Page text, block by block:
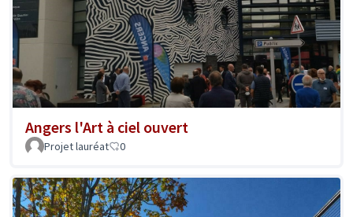
Angers l'Art à ciel ouvert
Projet lauréat 0